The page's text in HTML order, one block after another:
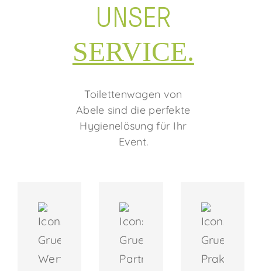
UNSER
SERVICE.
Toilettenwagen von
Abele sind die perfekte
Hygienelösung für Ihr
Event.